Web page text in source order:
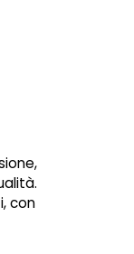
con